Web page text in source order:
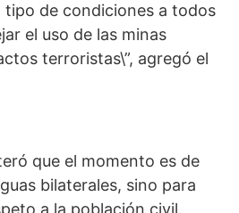
de condiciones a todos
el uso de las minas
terroristas\”, agregó el
que el momento es de
bilaterales, sino para
a la población civil.